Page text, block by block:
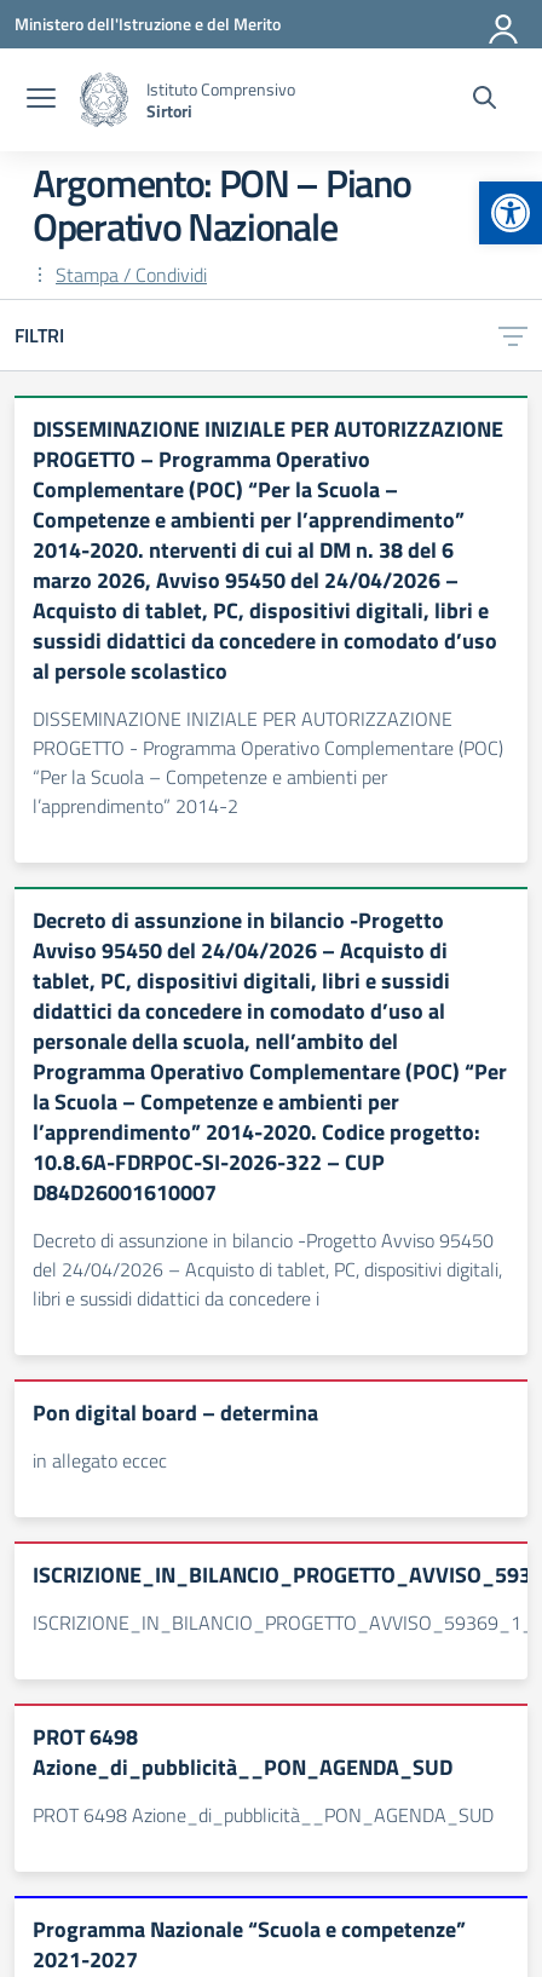
Vai ai contenuti
Vai al menu di navigazione
Vai al footer
Ministero dell'Istruzione e del Merito
Istituto Comprensivo
Sirtori
Argomento: PON – Piano
Operativo Nazionale
Stampa / Condividi
FILTRI
DISSEMINAZIONE INIZIALE PER AUTORIZZAZIONE
PROGETTO – Programma Operativo
Complementare (POC) “Per la Scuola –
Competenze e ambienti per l’apprendimento”
2014-2020. nterventi di cui al DM n. 38 del 6
marzo 2026, Avviso 95450 del 24/04/2026 –
Acquisto di tablet, PC, dispositivi digitali, libri e
sussidi didattici da concedere in comodato d’uso
al persole scolastico
DISSEMINAZIONE INIZIALE PER AUTORIZZAZIONE
PROGETTO - Programma Operativo Complementare (POC)
“Per la Scuola – Competenze e ambienti per
l’apprendimento” 2014-2
Decreto di assunzione in bilancio -Progetto
Avviso 95450 del 24/04/2026 – Acquisto di
tablet, PC, dispositivi digitali, libri e sussidi
didattici da concedere in comodato d’uso al
personale della scuola, nell’ambito del
Programma Operativo Complementare (POC) “Per
la Scuola – Competenze e ambienti per
l’apprendimento” 2014-2020. Codice progetto:
10.8.6A-FDRPOC-SI-2026-322 – CUP
D84D26001610007
Decreto di assunzione in bilancio -Progetto Avviso 95450
del 24/04/2026 – Acquisto di tablet, PC, dispositivi digitali,
libri e sussidi didattici da concedere i
Pon digital board – determina
in allegato eccec
PROT 6498
Azione_di_pubblicità__PON_AGENDA_SUD
PROT 6498 Azione_di_pubblicità__PON_AGENDA_SUD
Programma Nazionale “Scuola e competenze”
2021-2027